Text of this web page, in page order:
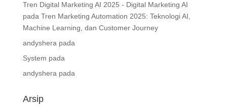
Tren Digital Marketing AI 2025 - Digital Marketing AI
pada Tren Marketing Automation 2025: Teknologi AI,
Machine Learning, dan Customer Journey
andyshera pada
System pada
andyshera pada
Arsip